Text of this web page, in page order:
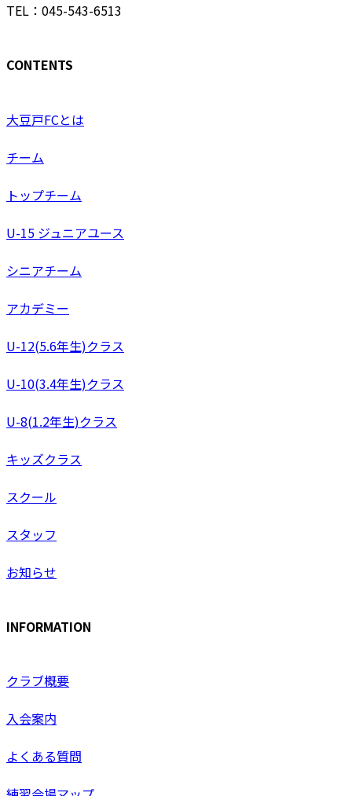
TEL：045-543-6513
CONTENTS
大豆戸FCとは
チーム
トップチーム
U-15 ジュニアユース
シニアチーム
アカデミー
U-12(5.6年生)クラス
U-10(3.4年生)クラス
U-8(1.2年生)クラス
キッズクラス
スクール
スタッフ
お知らせ
INFORMATION
クラブ概要
入会案内
よくある質問